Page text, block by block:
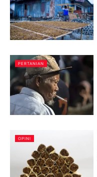
PERTANIAN
OPINI